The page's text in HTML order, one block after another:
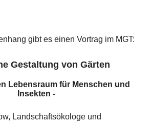
gibt es einen Vortrag im MGT:
Gestaltung von Gärten
Lebensraum für Menschen und
Insekten -
Landschaftsökologe und